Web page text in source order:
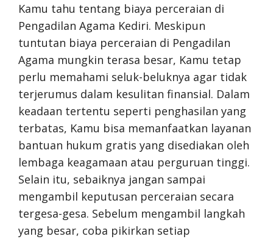
Kamu tahu tentang biaya perceraian di
Pengadilan Agama Kediri. Meskipun
tuntutan biaya perceraian di Pengadilan
Agama mungkin terasa besar, Kamu tetap
perlu memahami seluk-beluknya agar tidak
terjerumus dalam kesulitan finansial. Dalam
keadaan tertentu seperti penghasilan yang
terbatas, Kamu bisa memanfaatkan layanan
bantuan hukum gratis yang disediakan oleh
lembaga keagamaan atau perguruan tinggi.
Selain itu, sebaiknya jangan sampai
mengambil keputusan perceraian secara
tergesa-gesa. Sebelum mengambil langkah
yang besar, coba pikirkan setiap